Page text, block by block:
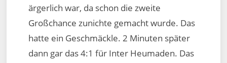
ärgerlich war, da schon die zweite
Großchance zunichte gemacht wurde. Das
hatte ein Geschmäckle. 2 Minuten später
dann gar das 4:1 für Inter Heumaden. Das